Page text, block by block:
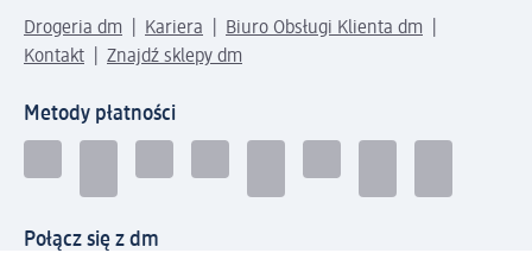
Drogeria dm Kariera
Biuro Obsługi Klienta dm
Kontakt
Znajdź sklepy dm
Metody płatności
Połącz się z dm